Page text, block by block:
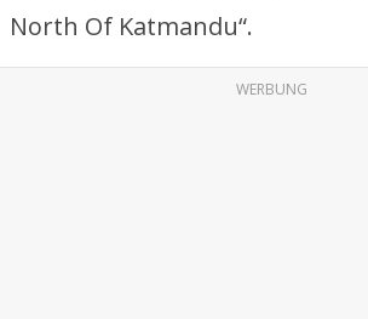
North Of Katmandu“.
WERBUNG